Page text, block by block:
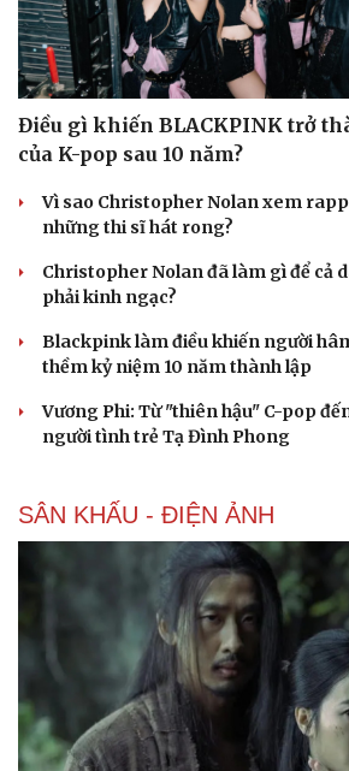
Du lịch
Tư vấn
Săn Tour
check-in
Điều gì khiến BLACKPINK trở
của K-pop sau 10 năm?
Vì sao Christopher Nolan xem
những thi sĩ hát rong?
Christopher Nolan đã làm gì để cả
phải kinh ngạc?
Blackpink làm điều khiến người
thềm kỷ niệm 10 năm thành lập
Vương Phi: Từ "thiên hậu" C-pop
người tình trẻ Tạ Đình Phong
SÂN KHẤU - ĐIỆN ẢNH